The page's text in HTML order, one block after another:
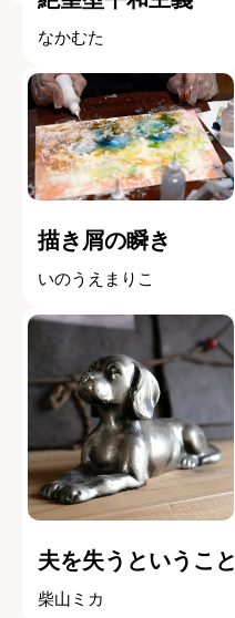
なかむた
描き屑の瞬き
いのうえまりこ
夫を失うということ
柴山ミカ